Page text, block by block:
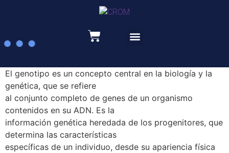
El genotipo es un concepto central en la biología y la
genética, que se refiere
al conjunto completo de genes de un organismo
contenidos en su ADN. Es la
información genética heredada de los progenitores, que
determina las características
específicas de un individuo, desde su apariencia física